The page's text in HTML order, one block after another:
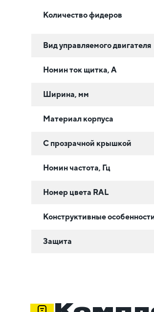
Количество фидеров
Вид управляемого двигателя
Номин ток щитка, А
Ширина, мм
Материал корпуса
С прозрачной крышкой
Номин частота, Гц
Номер цвета RAL
Конструктивные
Защита